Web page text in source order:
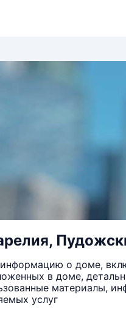
о доме,
в доме,
материалы,
услуг